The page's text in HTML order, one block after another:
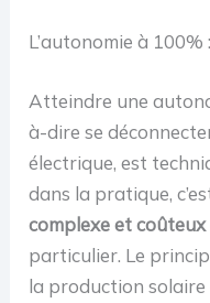
L’autonomie à 100%
Atteindre une
à-dire se
électrique, est
dans la pratique,
complexe et coûteux
particulier. Le
la production solaire